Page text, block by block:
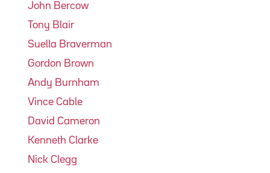
John Bercow
Tony Blair
Suella Braverman
Gordon Brown
Andy Burnham
Vince Cable
David Cameron
Kenneth Clarke
Nick Clegg